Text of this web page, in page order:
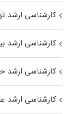
کارشناسی ارشد
کارشناسی ارشد
کارشناسی ارشد
کارشناسی ارشد